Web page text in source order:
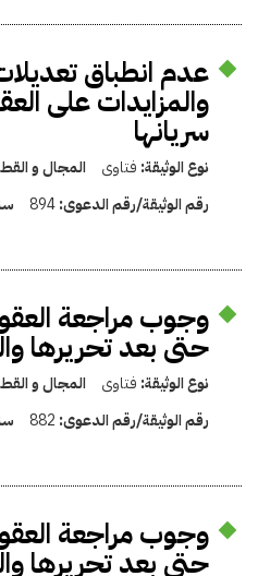
عدم انطباق
والمزايدات على
سريانها
نوع الوثيقة: فتاوى المجال و
رقم الوثيقة/رقم الدعوى:894
وجوب مراجعة
حتى بعد تحريرها
نوع الوثيقة: فتاوى المجال و
رقم الوثيقة/رقم الدعوى: 882
وجوب مراجعة
حتى بعد تحريرها